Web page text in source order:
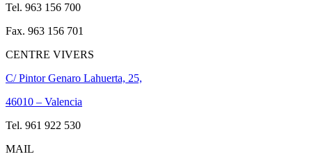
Tel. 963 156 700
Fax. 963 156 701
CENTRE VIVERS
C/ Pintor Genaro Lahuerta, 25,
46010 – Valencia
Tel. 961 922 530
MAIL